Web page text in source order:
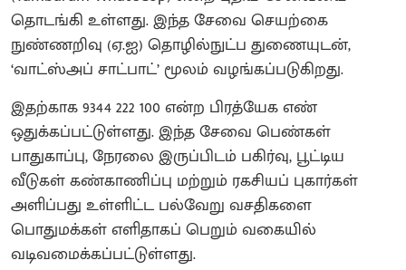
தொடங்கி உள்ளது. இந்த சேவை செயற்கை
நுண்ணறிவு (ஏ.ஐ) தொழில்நுட்ப துணையுடன்,
‘வாட்ஸ்அப் சாட்பாட்’ மூலம் வழங்கப்படுகிறது.
இதற்காக 9344 222 100 என்ற பிரத்யேக எண்
ஒதுக்கப்பட்டுள்ளது. இந்த சேவை பெண்கள்
பாதுகாப்பு, நேரலை இருப்பிடம் பகிர்வு, பூட்டிய
வீடுகள் கண்காணிப்பு மற்றும் ரகசியப் புகார்கள்
அளிப்பது உள்ளிட்ட பல்வேறு வசதிகளை
பொதுமக்கள் எளிதாகப் பெறும் வகையில்
வடிவமைக்கப்பட்டுள்ளது.